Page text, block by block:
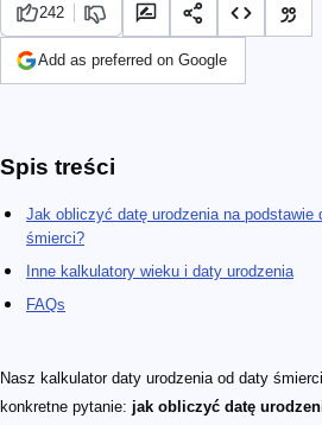
242
Add as preferred on Google
Spis treści
Jak obliczyć datę urodzenia na podstawie
śmierci?
Inne kalkulatory wieku i daty urodzenia
FAQs
Nasz kalkulator daty urodzenia od daty
konkretne pytanie: jak obliczyć datę